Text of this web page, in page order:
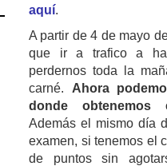
aquí.
A partir de 4 de mayo
que ir a trafico a
perdernos toda la
carné. Ahora
donde obtenemos
Además el mismo día
examen, si tenemos el
de puntos sin